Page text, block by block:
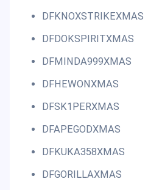
DFKNOXSTRIKEXMAS
DFDOKSPIRITXMAS
DFMINDA999XMAS
DFHEWONXMAS
DFSK1PERXMAS
DFAPEGODXMAS
DFKUKA358XMAS
DFGORILLAXMAS